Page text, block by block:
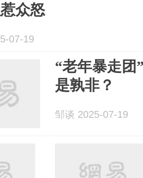
众怒
07-19
“老年暴走团
是孰非？
邹谈 2025-07-19